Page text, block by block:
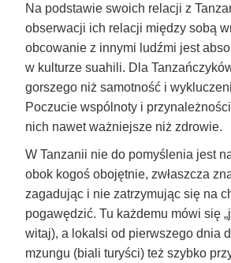
Na podstawie swoich relacji z
obserwacji ich relacji między sobą
obcowanie z innymi ludźmi jest
w kulturze suahili. Dla
gorszego niż samotność i
Poczucie wspólnoty i
nich nawet ważniejsze niż zdrowie.
W Tanzanii nie do pomyślenia jest
obok kogoś obojętnie, zwłaszcza
zagadując i nie zatrzymując się na
pogawędzić. Tu każdemu mówi się
witaj), a lokalsi od pierwszego dnia
mzungu (biali turyści) też szybko